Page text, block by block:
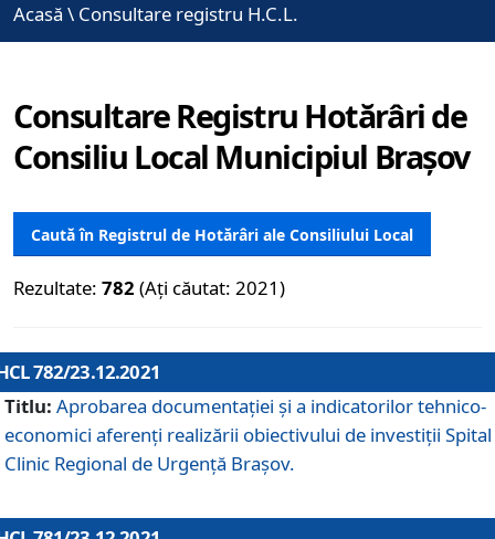
Acasă \ Consultare registru H.C.L.
Consultare Registru Hotărâri de
Consiliu Local Municipiul Brașov
Caută în Registrul de Hotărâri ale Consiliului Local
Rezultate: 782 (Ați căutat: 2021)
782/23.12.2021
Titlu: Aprobarea documentației și a indicatorilor tehnico-
economici aferenți realizării obiectivului de investiții Spital
Clinic Regional de Urgență Brașov.